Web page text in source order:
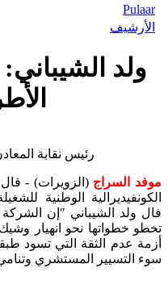
Pulaar
الأرشيف
ولد
موفد السراج (الزويرات) -
الكونفيديرالية الوطنية
فال ولد الشيباني "إن
تخطو خطواتها نحو انهيار
أزمة عدم الثقة التي تسود
سوء التسيير المستشري